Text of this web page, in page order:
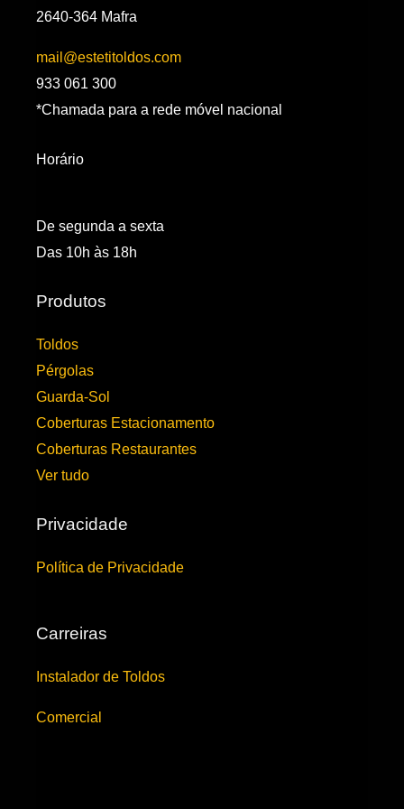
2640-364 Mafra
mail@estetitoldos.com
933 061 300
*Chamada para a rede móvel nacional
Horário
De segunda a sexta
Das 10h às 18h
Produtos
Toldos
Pérgolas
Guarda-Sol
Coberturas Estacionamento
Coberturas Restaurantes
Ver tudo
Privacidade
Política de Privacidade
Carreiras
Instalador de Toldos
Comercial